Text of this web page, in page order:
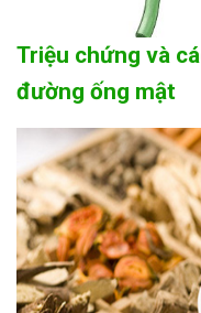
Triệu chứng và
đường ống mật